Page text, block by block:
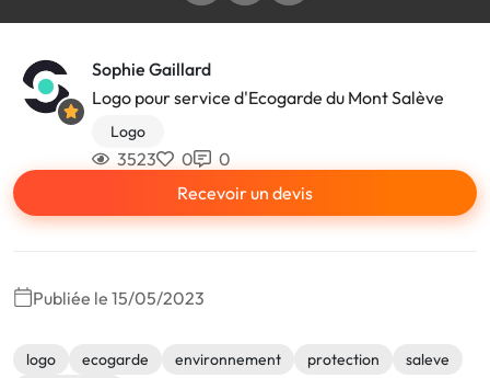
Sophie Gaillard
Logo pour service d'Ecogarde du Mont Salève
Logo
3523 0
0
Recevoir un devis
Publiée le 15/05/2023
logo ecogarde environnement protection
saleve